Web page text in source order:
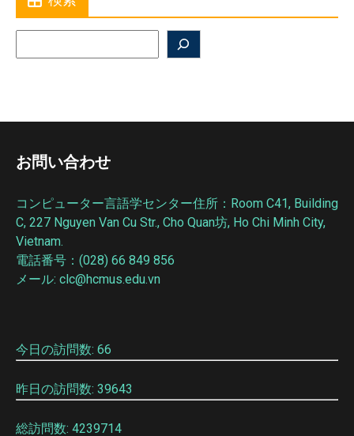
お問い合わせ
コンピューター言語学センター住所：Room C41, Building
C, 227 Nguyen Van Cu Str., Cho Quan坊, Ho Chi Minh City,
Vietnam.
電話番号：(028) 66 849 856
メール: clc@hcmus.edu.vn
今日の訪問数: 66
昨日の訪問数: 39643
総訪問数: 4239714